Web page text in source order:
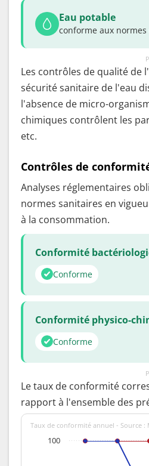
Eau potable
conforme aux
Les contrôles de qualité de
sécurité sanitaire de l'eau
l'absence de micro-
chimiques contrôlent les
etc.
Contrôles de
Analyses réglementaires
normes sanitaires en
à la consommation.
Conformité
Conforme
Conformité physico-
Conforme
Le taux de conformité
rapport à l'ensemble des
Taux de conformité annuel - Source :
100